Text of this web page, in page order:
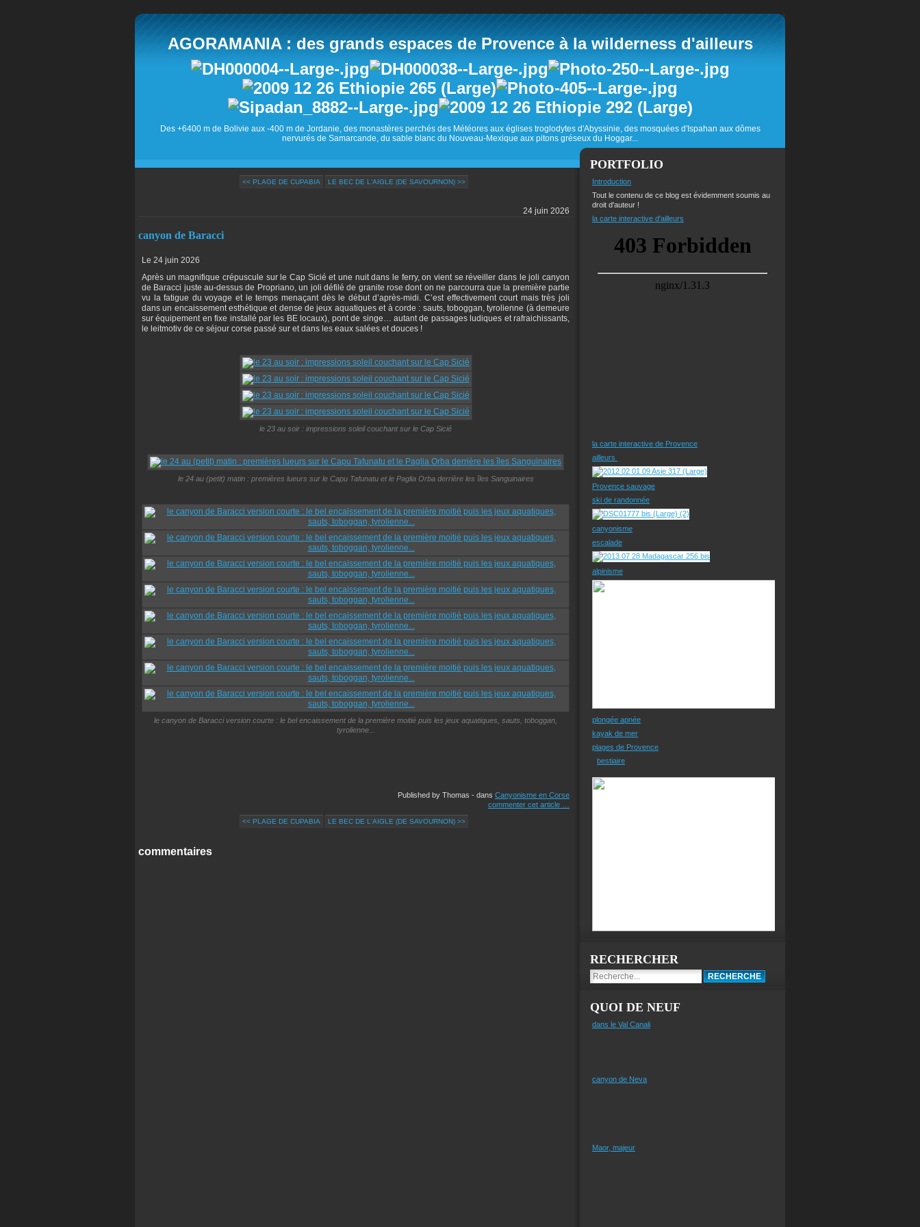
AGORAMANIA : des grands espaces de Provence à la wilderness d'ailleurs
Des +6400 m de Bolivie aux -400 m de Jordanie, des monastères perchés des Météores aux églises troglodytes d'Abyssinie, des mosquées d'Ispahan aux dômes
nervurés de Samarcande, du sable blanc du Nouveau-Mexique aux pitons gréseux du Hoggar...
<< PLAGE DE CUPABIA LE BEC DE L'AIGLE (DE SAVOURNON) >>
24 juin 2026
canyon de Baracci
Le 24 juin 2026
Après un magnifique crépuscule sur le Cap Sicié et une nuit dans le ferry, on vient se réveiller dans le joli canyon
de Baracci juste au-dessus de Propriano, un joli défilé de granite rose dont on ne parcourra que la première partie
vu la fatigue du voyage et le temps menaçant dès le début d’après-midi. C’est effectivement court mais très joli
dans un encaissement esthétique et dense de jeux aquatiques et à corde : sauts, toboggan, tyrolienne (à demeure
sur équipement en fixe installé par les BE locaux), pont de singe… autant de passages ludiques et rafraichissants,
le leitmotiv de ce séjour corse passé sur et dans les eaux salées et douces !
le 23 au soir : impressions soleil couchant sur le Cap Sicié
le 24 au (petit) matin : premières lueurs sur le Capu Tafunatu et le Paglia Orba derrière les îles Sanguinaires
le canyon de Baracci version courte : le bel encaissement de la première moitié puis les jeux aquatiques, sauts, toboggan,
tyrolienne...
Published by Thomas - dans Canyonisme en Corse
commenter cet article
<< PLAGE DE CUPABIA LE BEC DE L'AIGLE (DE SAVOURNON) >>
commentaires
PORTFOLIO
Introduction
Tout le contenu de ce blog est évidemment soumis au
droit d'auteur !
la carte interactive d'ailleurs
la carte interactive de Provence
ailleurs
Provence sauvage
ski de randonnée
canyonisme
escalade
alpinisme
plongée apnée
kayak de mer
plages de Provence
bestiaire
RECHERCHER
QUOI DE NEUF
dans le Val Canali
canyon de Neva
Maor, majeur